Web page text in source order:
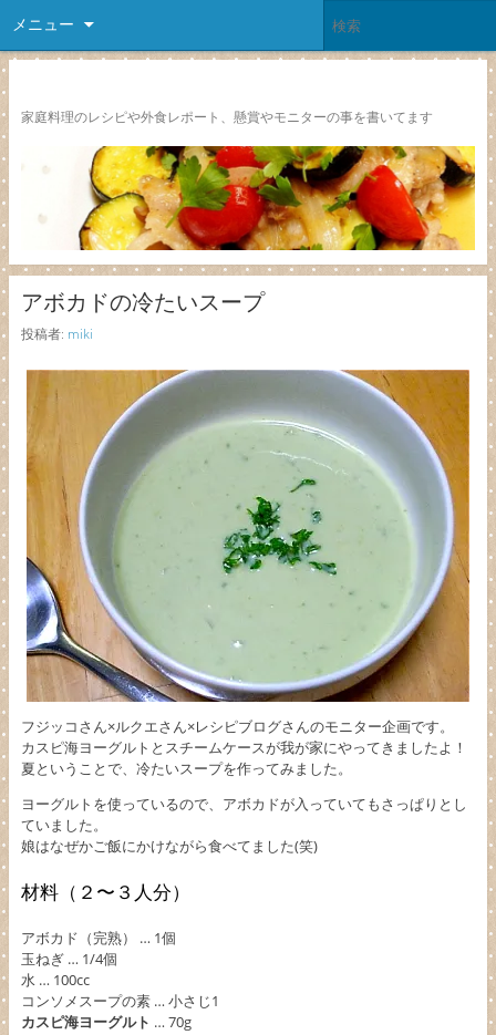
メニュー
家庭料理のレシピや外食レポート、懸賞やモニターの事を書いてます
アボカドの冷たいスープ
投稿者: miki
フジッコさん×ルクエさん×レシピブログさんのモニター企画です。
カスピ海ヨーグルトとスチームケースが我が家にやってきましたよ！
夏ということで、冷たいスープを作ってみました。
ヨーグルトを使っているので、アボカドが入っていてもさっぱりとし
ていました。
娘はなぜかご飯にかけながら食べてました(笑)
材料（２〜３人分）
アボカド（完熟） … 1個
玉ねぎ … 1/4個
水 … 100cc
コンソメスープの素 … 小さじ1
カスピ海ヨーグルト … 70g